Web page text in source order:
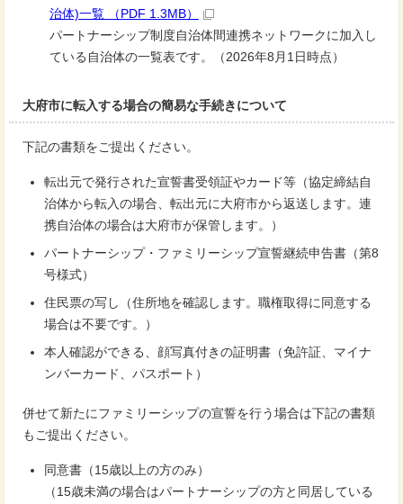
治体)一覧 （PDF 1.3MB）
パートナーシップ制度自治体間連携ネットワークに加入し
ている自治体の一覧表です。（2026年8月1日時点）
大府市に転入する場合の簡易な手続きについて
下記の書類をご提出ください。
転出元で発行された宣誓書受領証やカード等（協定締結自
治体から転入の場合、転出元に大府市から返送します。連
携自治体の場合は大府市が保管します。）
パートナーシップ・ファミリーシップ宣誓継続申告書（第8
号様式）
住民票の写し（住所地を確認します。職権取得に同意する
場合は不要です。）
本人確認ができる、顔写真付きの証明書（免許証、マイナ
ンバーカード、パスポート）
併せて新たにファミリーシップの宣誓を行う場合は下記の書類
もご提出ください。
同意書（15歳以上の方のみ）
（15歳未満の場合はパートナーシップの方と同居している